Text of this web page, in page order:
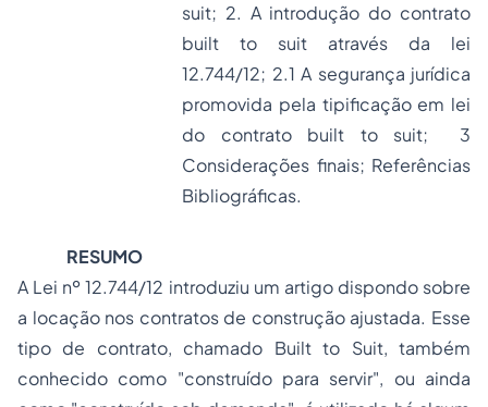
suit; 2. A introdução do contrato
built to suit através da lei
12.744/12; 2.1 A segurança jurídica
promovida pela tipificação em lei
do contrato built to suit; 3
Considerações finais; Referências
Bibliográficas.
RESUMO
A Lei nº 12.744/12 introduziu um artigo dispondo sobre
a locação nos contratos de construção ajustada. Esse
tipo de contrato, chamado Built to Suit, também
conhecido como "construído para servir", ou ainda